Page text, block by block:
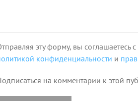
эту форму, вы соглашаетесь с
конфиденциальности и
на комментарии к этой